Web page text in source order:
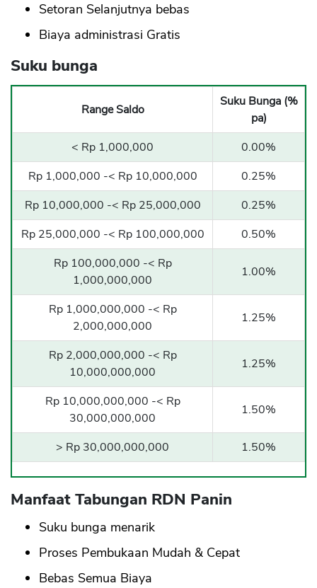
Setoran Selanjutnya bebas
Biaya administrasi Gratis
Suku bunga
Range Saldo
Suku Bunga (%
pa)
< Rp 1,000,000
0.00%
Rp 1,000,000 -< Rp 10,000,000
0.25%
Rp 10,000,000 -< Rp 25,000,000
0.25%
Rp 25,000,000 -< Rp 100,000,000
0.50%
Rp 100,000,000 -< Rp
1,000,000,000
1.00%
Rp 1,000,000,000 -< Rp
2,000,000,000
1.25%
Rp 2,000,000,000 -< Rp
10,000,000,000
1.25%
Rp 10,000,000,000 -< Rp
30,000,000,000
1.50%
> Rp 30,000,000,000 1.50%
Manfaat Tabungan RDN Panin
Suku bunga menarik
Proses Pembukaan Mudah & Cepat
Bebas Semua Biaya